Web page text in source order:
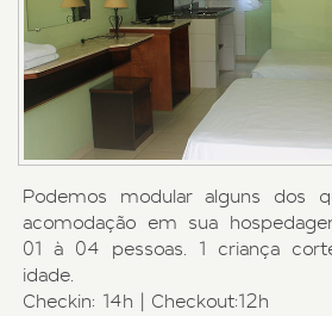
Podemos modular alguns dos
acomodação em sua
01 à 04 pessoas. 1 criança
idade.
Checkin: 14h | Checkout:12h